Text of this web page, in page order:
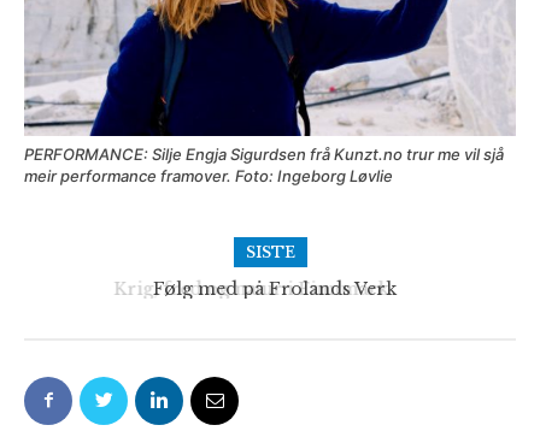
PERFORMANCE: Silje Engja Sigurdsen frå Kunzt.no trur me vil sjå
meir performance framover. Foto: Ingeborg Løvlie
SISTE
Følg med på Frolands Verk